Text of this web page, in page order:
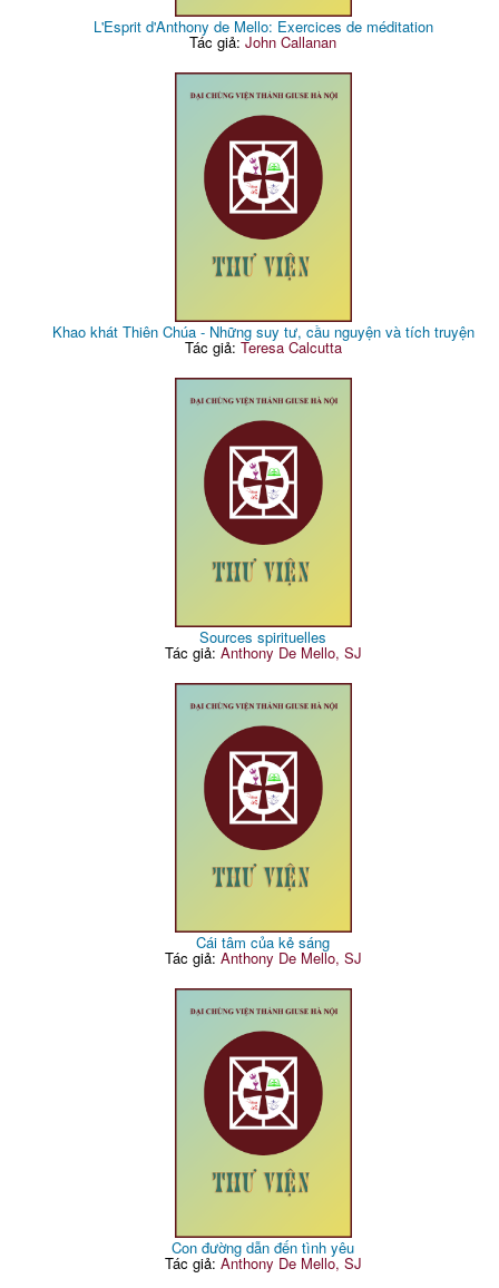
L'Esprit d'Anthony de Mello: Exercices de méditation
Tác giả:John Callanan
Khao khát Thiên Chúa - Những suy tư, cầu nguyện và tích truyện
Tác giả: Teresa Calcutta
Sources spirituelles
Tác giả: Anthony De Mello, SJ
Cái tâm của kẻ sáng
Tác giả: Anthony De Mello, SJ
Con đường dẫn đến tình yêu
Tác giả: Anthony De Mello, SJ